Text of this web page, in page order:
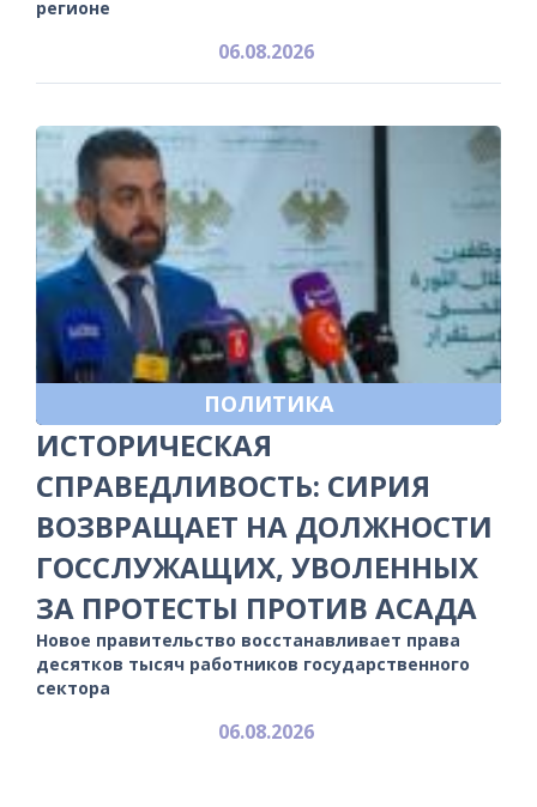
регионе
06.08.2026
ПОЛИТИКА
ИСТОРИЧЕСКАЯ
СПРАВЕДЛИВОСТЬ: СИРИЯ
ВОЗВРАЩАЕТ НА ДОЛЖНОСТИ
ГОССЛУЖАЩИХ, УВОЛЕННЫХ
ЗА ПРОТЕСТЫ ПРОТИВ АСАДА
Новое правительство восстанавливает права
десятков тысяч работников государственного
сектора
06.08.2026